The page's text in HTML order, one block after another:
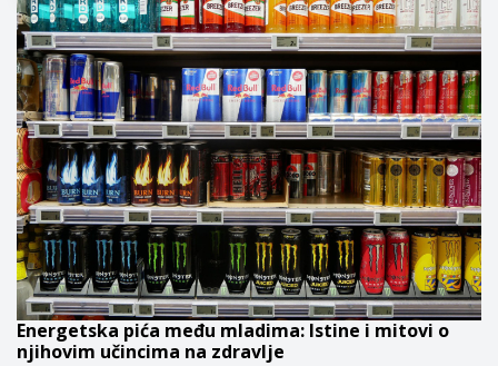
Energetska pića među mladima: Istine i mitovi o
njihovim učincima na zdravlje